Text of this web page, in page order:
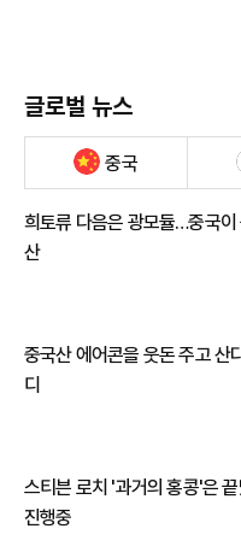
글로벌 뉴스
중국
희토류 다음은 광모듈…중국이
산
중국산 에어콘을 웃돈 주고 산
디
스티븐 로치 '과거의 홍콩'은
진행중